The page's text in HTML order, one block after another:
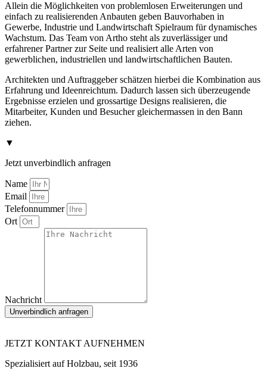
Allein die Möglichkeiten von problemlosen Erweiterungen und
einfach zu realisierenden Anbauten geben Bauvorhaben in
Gewerbe, Industrie und Landwirtschaft Spielraum für dynamisches
Wachstum. Das Team von Artho steht als zuverlässiger und
erfahrener Partner zur Seite und realisiert alle Arten von
gewerblichen, industriellen und landwirtschaftlichen Bauten.
Architekten und Auftraggeber schätzen hierbei die Kombination aus
Erfahrung und Ideenreichtum. Dadurch lassen sich überzeugende
Ergebnisse erzielen und grossartige Designs realisieren, die
Mitarbeiter, Kunden und Besucher gleichermassen in den Bann
ziehen.
▼
Jetzt unverbindlich anfragen
Name
Email
Telefonnummer
Ort
Nachricht
Unverbindlich anfragen
JETZT KONTAKT AUFNEHMEN
Spezialisiert auf Holzbau, seit 1936